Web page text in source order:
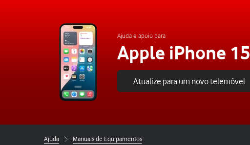
Ajuda e apoio para
Apple iPhone
Atualize para um novo telemóvel
Ajuda Manuais de Equipamentos